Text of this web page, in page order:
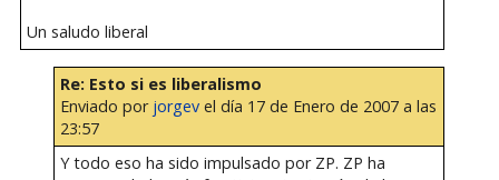
Un saludo liberal
Re: Esto si es liberalismo
Enviado por jorgevel día 17 de Enero de 2007 a las
23:57
Y todo eso ha sido impulsado por ZP. ZP ha